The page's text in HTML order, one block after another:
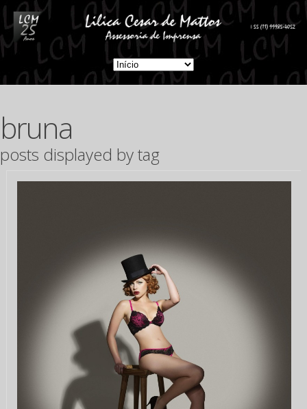
bruna
posts displayed by tag